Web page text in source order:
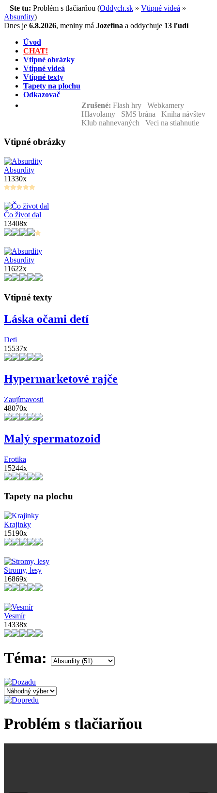
Ste tu: Problém s tlačiarňou (Oddych.sk » Vtipné videá »
Absurdity)
Dnes je 6.8.2026, meniny má Jozefína a oddychuje 13 ľudí
Úvod
CHAT!
Vtipné obrázky
Vtipné videá
Vtipné texty
Tapety na plochu
Odkazovač
Zrušené: Flash hry Webkamery
Hlavolamy SMS brána Kniha návštev
Klub nahnevaných Veci na stiahnutie
Vtipné obrázky
Absurdity
11330x
Čo život dal
13408x
Absurdity
11622x
Vtipné texty
Láska očami detí
Deti
15537x
Hypermarketové rajče
Zaujímavosti
48070x
Malý spermatozoid
Erotika
15244x
Tapety na plochu
Krajinky
15190x
Stromy, lesy
16869x
Vesmír
14338x
Téma:
Problém s tlačiarňou